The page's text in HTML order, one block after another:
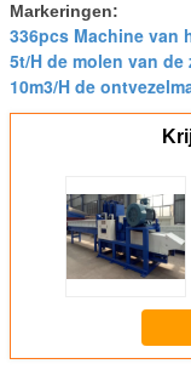
Markeringen:
336pcs Machine van
5t/H de molen van de
10m3/H de